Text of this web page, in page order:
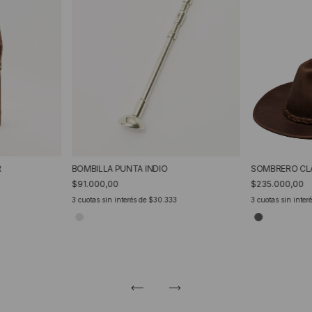
BOMBILLA PUNTA INDIO
$91.000,00
3 cuotas sin interés de $30.333
SOMBRERO
$235.000,00
3cuotas sin